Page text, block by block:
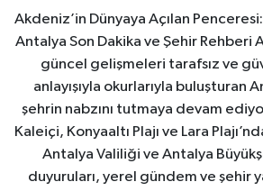
Akdeniz’in Dünyaya Açılan Penceresi:
Antalya Son Dakika ve Şehir Rehberi
güncel gelişmeleri tarafsız ve
anlayışıyla okurlarıyla buluşturan
şehrin nabzını tutmaya devam
Kaleiçi, Konyaaltı Plajı ve Lara
Antalya Valiliği ve Antalya
duyuruları, yerel gündem ve şehir